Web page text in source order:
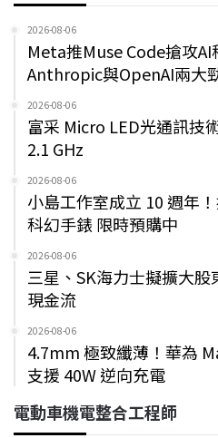
2026-08-06
Meta推Muse Code搶攻
Anthropic與OpenAI兩大
2026-08-06
富采 Micro LED光通訊技
2.1 GHz
2026-08-06
小島工作室成立 10 週年
科幻手錶 限時預購中
2026-08-06
三星、SK海力士擬擴大
現金流
2026-08-06
4.7mm 極致纖薄！華為
支援 40W 逆向充電
電動車機電整合工程師